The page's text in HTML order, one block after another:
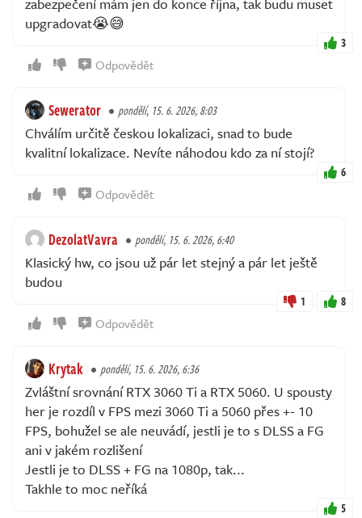
upgradovat😭😅
3
Odpovědět
Sewerator pondělí, 15. 6. 2026, 8:03
Chválím určitě českou lokalizaci, snad to bude
kvalitní lokalizace. Nevíte náhodou kdo za ní stojí?
6
Odpovědět
DezolatVavra pondělí, 15. 6. 2026, 6:40
Klasický hw, co jsou už pár let stejný a pár let ještě
budou
1 8
Odpovědět
Krytak pondělí, 15. 6. 2026, 6:36
Zvláštní srovnání RTX 3060 Ti a RTX 5060. U spousty
her je rozdíl v FPS mezi 3060 Ti a 5060 přes +- 10
FPS, bohužel se ale neuvádí, jestli je to s DLSS a FG
ani v jakém rozlišení
Jestli je to DLSS + FG na 1080p, tak...
Takhle to moc neříká
5